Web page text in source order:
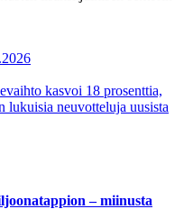
kasvoi 18 prosenttia,
lukuisia neuvotteluja uusista
– miinusta